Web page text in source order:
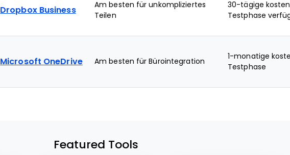
Dropbox Business
Am besten für unkompliziertes
Teilen
30-tägige
Testphase
Microsoft OneDrive Am besten für Bürointegration
1-monatige
Testphase
Featured Tools